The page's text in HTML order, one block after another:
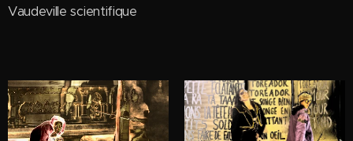
Vaudeville scientifique